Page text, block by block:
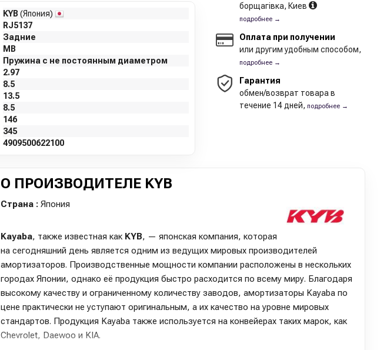
KYB (Япония)
RJ5137
Задние
MB
Пружина с не постоянным диаметром
2.97
8.5
13.5
8.5
146
345
4909500622100
борщагівка, Киев
подробнее →
Оплата при получении
или другим удобным способом,
подробнее →
Гарантия
обмен/возврат товара в
течение 14 дней, подробнее →
О ПРОИЗВОДИТЕЛЕ KYB
Страна : Япония
Kayaba, также известная как KYB, — японская компания, которая
на сегодняшний день является одним из ведущих мировых производителей
амортизаторов. Производственные мощности компании расположены в нескольких
городах Японии, однако её продукция быстро расходится по всему миру. Благодаря
высокому качеству и ограниченному количеству заводов, амортизаторы Kayaba по
цене практически не уступают оригинальным, а их качество на уровне мировых
стандартов. Продукция Kayaba также используется на конвейерах таких марок, как
Chevrolet, Daewoo и KIA.